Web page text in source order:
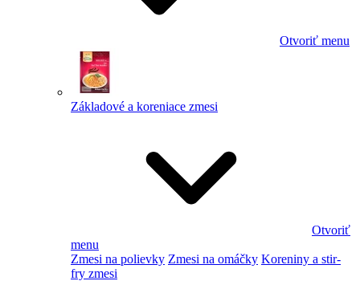
Otvoriť menu
Základové a koreniace zmesi
Otvoriť
menu
Zmesi na polievky Zmesi na omáčky Koreniny a stir-
fry zmesi